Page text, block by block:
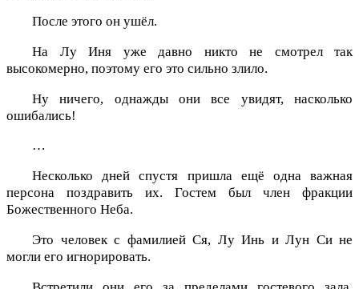
После этого он ушёл.
На Лу Иня уже давно никто не смотрел так
высокомерно, поэтому его это сильно злило.
Ну ничего, однажды они все увидят, насколько
ошибались!
…
Несколько дней спустя пришла ещё одна важная
персона поздравить их. Гостем был член фракции
Божественного Неба.
Это человек с фамилией Ся, Лу Инь и Лун Си не
могли его игнорировать.